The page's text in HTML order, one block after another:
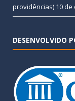
providências) 10 de
DESENVOLVIDO